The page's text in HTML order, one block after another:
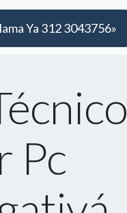
Ya 312 3043756»
Pc